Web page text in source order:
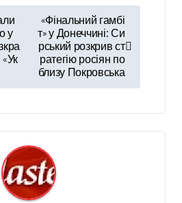
у
«Фінальний гамбі
т» у Донеччині: Си
рський розкрив ст
ратегію росіян по
близу Покровська